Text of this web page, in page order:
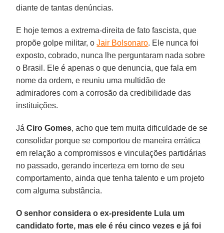
diante de tantas denúncias.
E hoje temos a extrema-direita de fato fascista, que
propõe golpe militar, oJair Bolsonaro. Ele nunca foi
exposto, cobrado, nunca lhe perguntaram nada sobre
o Brasil. Ele é apenas o que denuncia, que fala em
nome da ordem, e reuniu uma multidão de
admiradores com a corrosão da credibilidade das
instituições.
JáCiro Gomes, acho que tem muita dificuldade de se
consolidar porque se comportou de maneira errática
em relação a compromissos e vinculações partidárias
no passado, gerando incerteza em torno de seu
comportamento, ainda que tenha talento e um projeto
com alguma substância.
O senhor considera o ex-presidente Lula um
candidato forte, mas ele é réu cinco vezes e já foi